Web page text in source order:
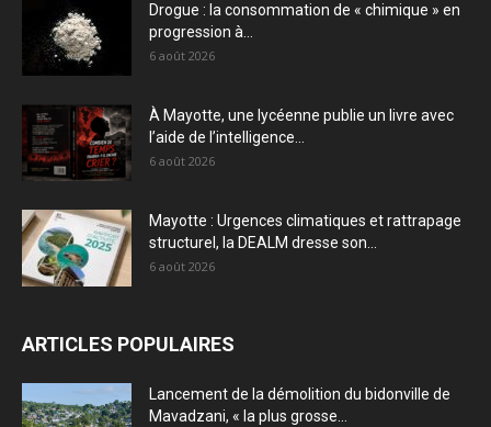
Drogue : la consommation de « chimique » en
progression à...
6 août 2026
À Mayotte, une lycéenne publie un livre avec
l’aide de l’intelligence...
6 août 2026
Mayotte : Urgences climatiques et rattrapage
structurel, la DEALM dresse son...
6 août 2026
ARTICLES POPULAIRES
Lancement de la démolition du bidonville de
Mavadzani, « la plus grosse...